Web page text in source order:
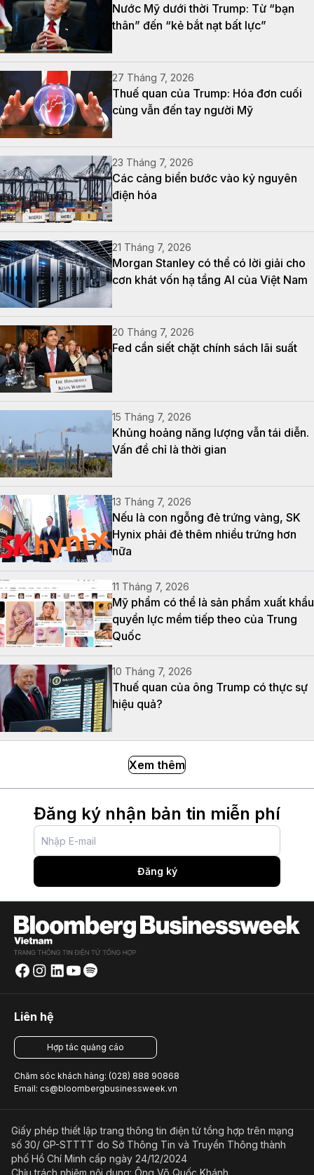
Nước Mỹ dưới thời Trump: Từ “bạn
thân” đến “kẻ bắt nạt bất lực”
27 Tháng 7, 2026
Thuế quan của Trump: Hóa đơn cuối
cùng vẫn đến tay người Mỹ
23 Tháng 7, 2026
Các cảng biển bước vào kỷ nguyên
điện hóa
21 Tháng 7, 2026
Morgan Stanley có thể có lời giải cho
cơn khát vốn hạ tầng AI của Việt Nam
20 Tháng 7, 2026
Fed cần siết chặt chính sách lãi suất
15 Tháng 7, 2026
Khủng hoảng năng lượng vẫn tái diễn.
Vấn đề chỉ là thời gian
13 Tháng 7, 2026
Nếu là con ngỗng đẻ trứng vàng, SK
Hynix phải đẻ thêm nhiều trứng hơn
nữa
11 Tháng 7, 2026
Mỹ phẩm có thể là sản phẩm xuất khẩu
quyền lực mềm tiếp theo của Trung
Quốc
10 Tháng 7, 2026
Thuế quan của ông Trump có thực sự
hiệu quả?
Xem thêm
Đăng ký nhận bản tin miễn phí
Đăng ký
Liên hệ
Hợp tác quảng cáo
Chăm sóc khách hàng: (028) 888 90868
Email: cs@bloombergbusinessweek.vn
Giấy phép thiết lập trang thông tin điện tử tổng hợp trên mạng
số 30/ GP-STTTT do Sở Thông Tin và Truyền Thông thành
phố Hồ Chí Minh cấp ngày 24/12/2024
Chịu trách nhiệm nội dung: Ông Võ Quốc Khánh